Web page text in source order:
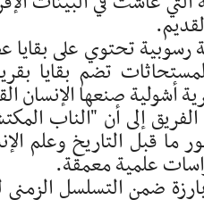
تحتوي على
تضم بقايا
صنعها الإنسان
إلى أن "الناب
ما قبل التاريخ وعلم
علمية معمقة.
ضمن التسلسل الزمني